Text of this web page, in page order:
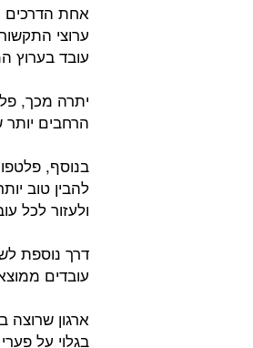
אחת הדרכים
ערוצי
עובד בערוץ
יתרה מכך,
הרחבים
בנוסף,
להבין טוב
ולעזור לכל
דרך נוספת
עובדים
ארגון שרוצה
בגלוי על